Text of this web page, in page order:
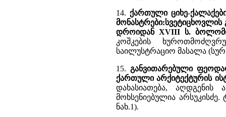
14. ქართული ციხე-
დროიდან XVIII ს.
კოშკების
საილუსტრაციო მასალა
15.განვითარებული
ქართული არქიტექტურის
დახასიათება,
მოხსენიებულია
ნახ.1).